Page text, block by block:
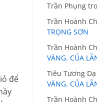
để
Trần Phụng
Trần Hoành
TRỌNG SƠN
Trần Hoành
VÀNG. CỦA
Tiêu Tương Dạ
VÀNG. CỦA
Trần Hoành